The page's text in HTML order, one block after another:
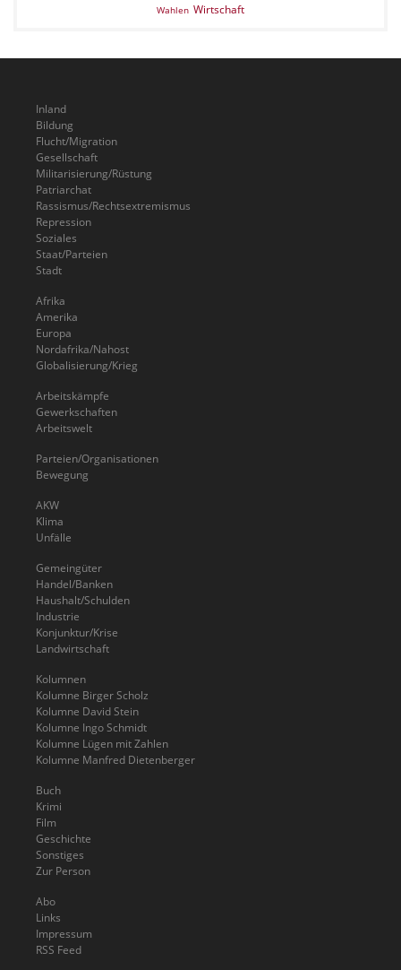
Wahlen Wirtschaft
Inland
Bildung
Flucht/Migration
Gesellschaft
Militarisierung/Rüstung
Patriarchat
Rassismus/Rechtsextremismus
Repression
Soziales
Staat/Parteien
Stadt
Afrika
Amerika
Europa
Nordafrika/Nahost
Globalisierung/Krieg
Arbeitskämpfe
Gewerkschaften
Arbeitswelt
Parteien/Organisationen
Bewegung
AKW
Klima
Unfälle
Gemeingüter
Handel/Banken
Haushalt/Schulden
Industrie
Konjunktur/Krise
Landwirtschaft
Kolumnen
Kolumne Birger Scholz
Kolumne David Stein
Kolumne Ingo Schmidt
Kolumne Lügen mit Zahlen
Kolumne Manfred Dietenberger
Buch
Krimi
Film
Geschichte
Sonstiges
Zur Person
Abo
Links
Impressum
RSS Feed